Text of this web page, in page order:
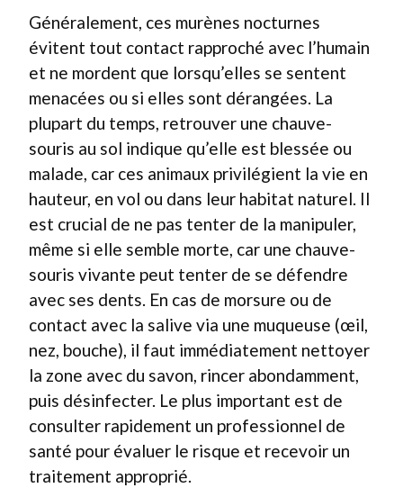
Généralement, ces murènes nocturnes
évitent tout contact rapproché avec l’humain
et ne mordent que lorsqu’elles se sentent
menacées ou si elles sont dérangées. La
plupart du temps, retrouver une chauve-
souris au sol indique qu’elle est blessée ou
malade, car ces animaux privilégient la vie en
hauteur, en vol ou dans leur habitat naturel. Il
est crucial de ne pas tenter de la manipuler,
même si elle semble morte, car une chauve-
souris vivante peut tenter de se défendre
avec ses dents. En cas de morsure ou de
contact avec la salive via une muqueuse (œil,
nez, bouche), il faut immédiatement nettoyer
la zone avec du savon, rincer abondamment,
puis désinfecter. Le plus important est de
consulter rapidement un professionnel de
santé pour évaluer le risque et recevoir un
traitement approprié.